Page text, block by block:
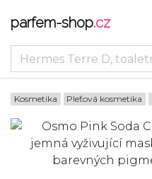
parfem-shop.cz
Kosmetika Pleťová kosmetika